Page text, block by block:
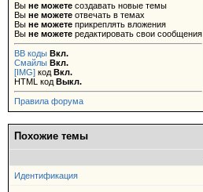
Вы не можете создавать новые темы
Вы не можете отвечать в темах
Вы не можете прикреплять вложения
Вы не можете редактировать свои сообщения
BB коды Вкл.
Смайлы Вкл.
[IMG] код Вкл.
HTML код Выкл.
Правила форума
Похожие темы
Идентификация